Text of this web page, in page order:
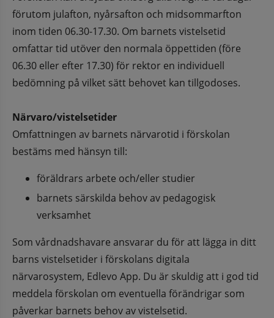
förutom julafton, nyårsafton och midsommarfton
inom tiden 06.30-17.30. Om barnets vistelsetid
omfattar tid utöver den normala öppettiden (före
06.30 eller efter 17.30) för rektor en individuell
bedömning på vilket sätt behovet kan tillgodoses.
Närvaro/vistelsetider
Omfattningen av barnets närvarotid i förskolan
bestäms med hänsyn till:
föräldrars arbete och/eller studier
barnets särskilda behov av pedagogisk
verksamhet
Som vårdnadshavare ansvarar du för att lägga in ditt
barns vistelsetider i förskolans digitala
närvarosystem, Edlevo App. Du är skuldig att i god tid
meddela förskolan om eventuella förändrigar som
påverkar barnets behov av vistelsetid.